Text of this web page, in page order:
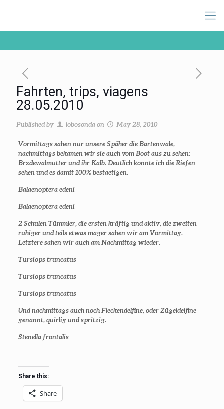
Fahrten, trips, viagens
28.05.2010
Published by lobosonda on May 28, 2010
Vormittags sahen nur unsere Späher die Bartenwale,
nachmittags bekamen wir sie auch vom Boot aus zu sehen:
Brzdewalmutter und ihr Kalb. Deutlich konnte ich die Riefen
sehen und es damit 100% bestaetigen.
Balaenoptera edeni
Balaenoptera edeni
2 Schulen Tümmler, die ersten kräftig und aktiv, die zweiten
ruhiger und teils etwas mager sahen wir am Vormittag.
Letztere sahen wir auch am Nachmittag wieder.
Tursiops truncatus
Tursiops truncatus
Tursiops truncatus
Und nachmittags auch noch Fleckendelfine, oder Zügeldelfine
genannt, quirlig und spritzig.
Stenella frontalis
Share this:
Share